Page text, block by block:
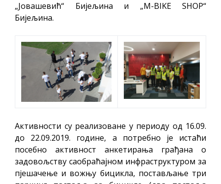
„Јовашевић“ Бијељина и „M-BIKE SHOP“
Бијељина.
Активности су реализоване у периоду од 16.09.
до 22.09.2019. године, а потребно је истаћи
посебно активност анкетирања грађана о
задовољству саобраћајном инфраструктуром за
пјешачење и вожњу бицикла, постављање три